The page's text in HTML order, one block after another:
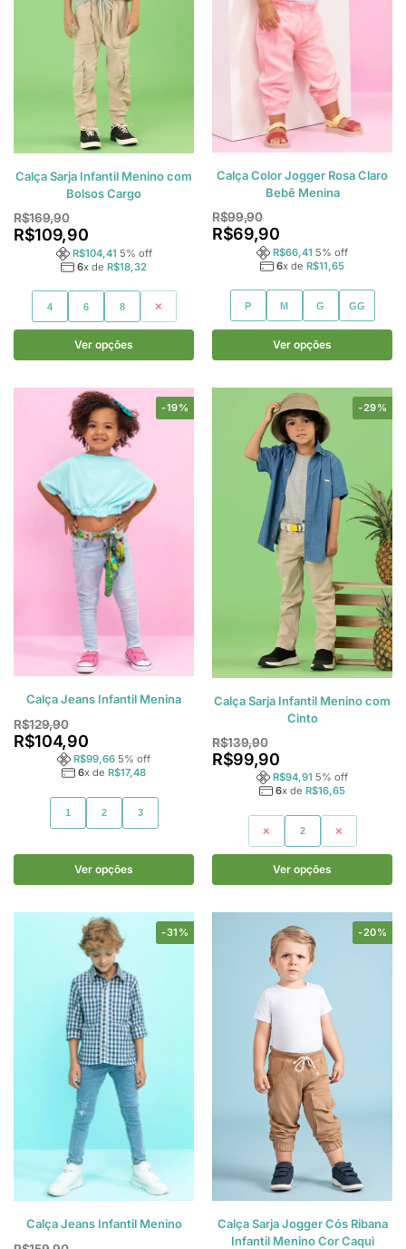
Calça Sarja Infantil Menino com
Bolsos Cargo
R$169,90
R$109,90
R$104,41 5% off
6x de R$18,32
4 6 8 10
Ver opções
Calça Color Jogger Rosa Claro
Bebê Menina
R$99,90
R$69,90
R$66,41 5% off
6x de R$11,65
P M G GG
Ver opções
-19%
Calça Jeans Infantil Menina
R$129,90
R$104,90
R$99,66 5% off
6x de R$17,48
1 2 3
Ver opções
-29%
Calça Sarja Infantil Menino com
Cinto
R$139,90
R$99,90
R$94,91 5% off
6x de R$16,65
1 2 3
Ver opções
-31%
Calça Jeans Infantil Menino
-20%
Calça Sarja Jogger Cós Ribana
Infantil Menino Cor Caqui